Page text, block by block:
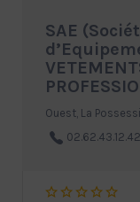
SAE
Ouest, La
02.62.43.12.42